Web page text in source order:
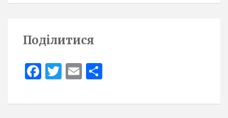
Поділитися
Face
Twit
Ema